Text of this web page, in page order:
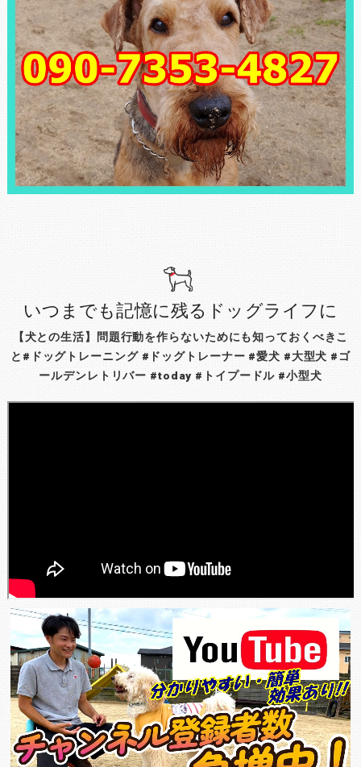
【犬との生活】問題行動を作らないためにも知っておくべきこ
と#ドッグトレーニング #ドッグトレーナー #愛犬 #大型犬 #ゴ
ールデンレトリバー #today #トイプードル #小型犬
いつまでも記憶に残るドッグライフに